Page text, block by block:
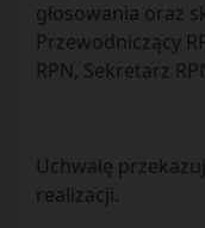
głosowania oraz
Przewodniczący
RPN, Sekretarz
Uchwałę
realizacji.